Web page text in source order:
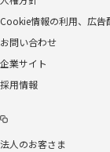
Cookie情報の利用、広告
お問い合わせ
企業サイト
採用情報
法人のお客さま